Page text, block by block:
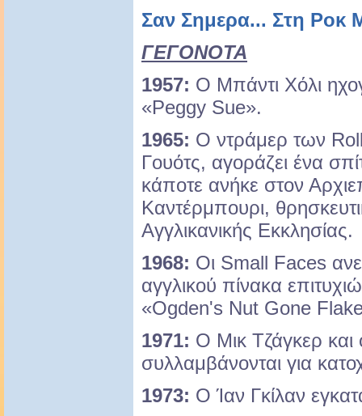
Σαν Σημερα... Στη Ροκ
ΓΕΓΟΝΟΤΑ
1957: Ο Μπάντι Χόλι
«Peggy Sue».
1965: Ο ντράμερ των
Γουότς, αγοράζει ένα
κάποτε ανήκε στον
Καντέρμπουρι,
Αγγλικανικής Εκκλησίας.
1968: Οι Small Faces
αγγλικού πίνακα
«Ogden's Nut Gone
1971: Ο Μικ Τζάγκερ και
συλλαμβάνονται για
1973: Ο Ίαν Γκίλαν